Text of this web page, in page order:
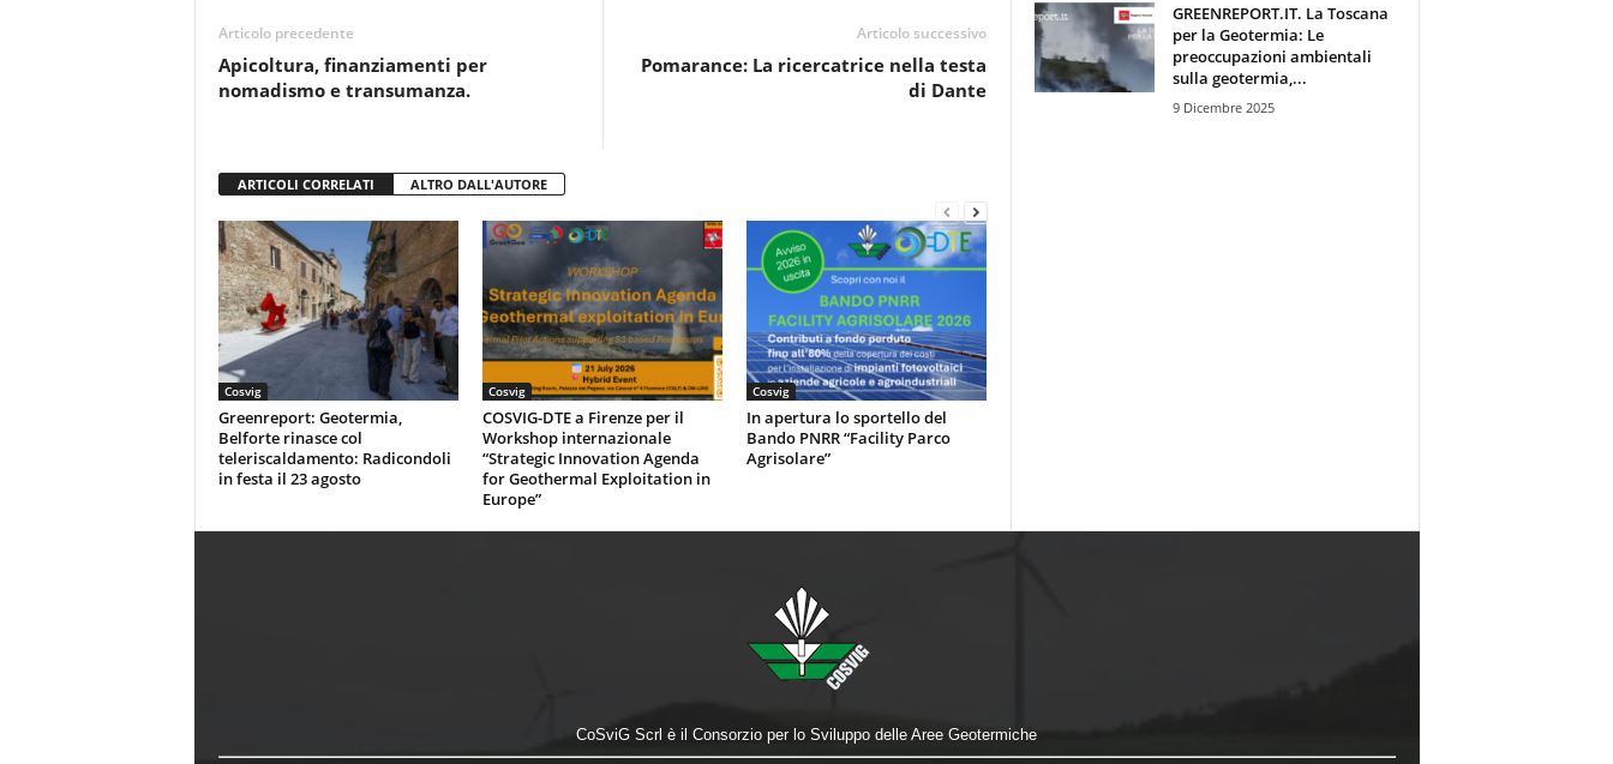
o
k
p
Articolo precedente
Apicoltura, finanziamenti per
nomadismo e transumanza.
Articolo successivo
Pomarance: La ricercatrice nella testa
di Dante
ARTICOLI CORRELATI ALTRO DALL'AUTORE
Cosvig
Greenreport: Geotermia,
Belforte rinasce col
teleriscaldamento: Radicondoli
in festa il 23 agosto
Cosvig
COSVIG-DTE a Firenze per il
Workshop internazionale
“Strategic Innovation Agenda
for Geothermal Exploitation in
Europe”
Cosvig
In apertura lo sportello del
Bando PNRR “Facility Parco
Agrisolare”
GREENREPORT.IT. La Toscana
per la Geotermia: Le
preoccupazioni ambientali
sulla geotermia,...
9 Dicembre 2025
CoSviG Scrl è il Consorzio per lo Sviluppo delle Aree Geotermiche